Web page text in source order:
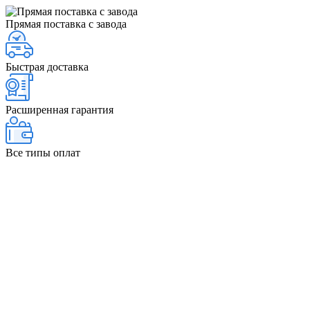
Прямая поставка с завода
Быстрая доставка
Расширенная гарантия
Все типы оплат